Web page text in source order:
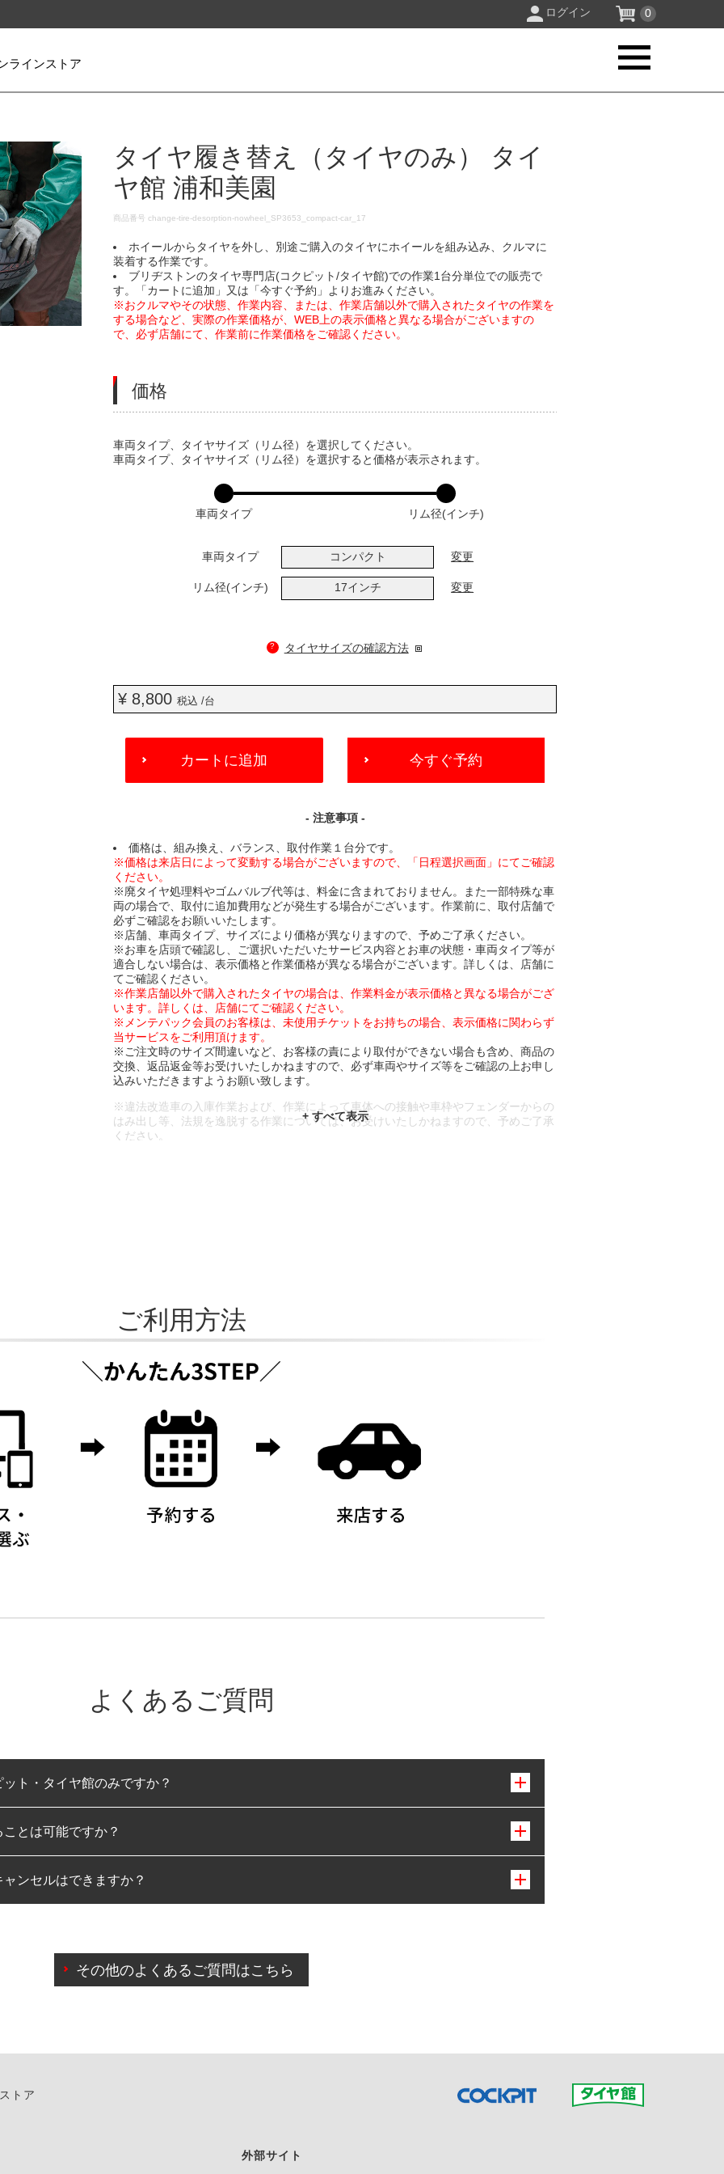
ログイン 0
ラインストア
タイヤ履き替え（タイヤのみ） タイ
ヤ館 浦和美園
DETAILS
商品番号change-tire-desorption-nowheel_SP3653_compact-car_17
ホイールからタイヤを外し、別途ご購入のタイヤにホイールを組み込み、クルマに
装着する作業です。
ブリヂストンのタイヤ専門店(コクピット/タイヤ館)での作業1台分単位での販売で
す。「カートに追加」又は「今すぐ予約」よりお進みください。
※おクルマやその状態、作業内容、または、作業店舗以外で購入されたタイヤの作業を
する場合など、実際の作業価格が、WEB上の表示価格と異なる場合がございますの
で、必ず店舗にて、作業前に作業価格をご確認ください。
価格
VARIATIONS
車両タイプ、タイヤサイズ（リム径）を選択してください。
車両タイプ、タイヤサイズ（リム径）を選択すると価格が表示されます。
車両タイプ リム径(インチ)
車両タイプ コンパクト 変更
リム径(インチ) 17インチ 変更
? タイヤサイズの確認方法
¥ 8,800税込 /台
ADD
CART
カートに追加 今すぐ予約
- 注意事項 -
価格は、組み換え、バランス、取付作業１台分です。
※価格は来店日によって変動する場合がございますので、「日程選択画面」にてご確認
ください。
※廃タイヤ処理料やゴムバルブ代等は、料金に含まれておりません。また一部特殊な車
両の場合で、取付に追加費用などが発生する場合がございます。作業前に、取付店舗で
必ずご確認をお願いいたします。
※店舗、車両タイプ、サイズにより価格が異なりますので、予めご了承ください。
※お車を店頭で確認し、ご選択いただいたサービス内容とお車の状態・車両タイプ等が
適合しない場合は、表示価格と作業価格が異なる場合がございます。詳しくは、店舗に
てご確認ください。
※作業店舗以外で購入されたタイヤの場合は、作業料金が表示価格と異なる場合がござ
います。詳しくは、店舗にてご確認ください。
※メンテパック会員のお客様は、未使用チケットをお持ちの場合、表示価格に関わらず
当サービスをご利用頂けます。
※ご注文時のサイズ間違いなど、お客様の責により取付ができない場合も含め、商品の
交換、返品返金等お受けいたしかねますので、必ず車両やサイズ等をご確認の上お申し
込みいただきますようお願い致します。
※違法改造車の入庫作業および、作業によって車体への接触や車枠やフェンダーからの
はみ出し等、法規を逸脱する作業については、お受けいたしかねますので、予めご了承
ください。
ご利用方法
よくあるご質問
ト・タイヤ館のみですか？
みとなります。
とは可能ですか？
可能です。
ンセルはできますか？
によりご予約のキャンセルをご希望の際は、直接ご予約いただいた店舗へご連絡くださ
その他のよくあるご質問はこちら
トア
外部サイト